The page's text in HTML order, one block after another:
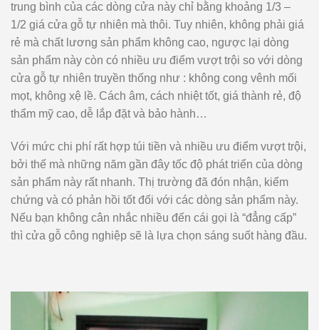
trung bình của các dòng cửa này chỉ bằng khoảng 1/3 –
1/2 giá cửa gỗ tự nhiên mà thôi. Tuy nhiên, không phải giá
rẻ mà chất lương sản phẩm không cao, ngược lại dòng
sản phẩm này còn có nhiều ưu điểm vượt trội so với dòng
cửa gỗ tự nhiên truyền thống như : không cong vênh mối
mọt, không xệ lề. Cách âm, cách nhiệt tốt, giá thành rẻ, độ
thẩm mỹ cao, dễ lắp đặt và bảo hành…
Với mức chi phí rất hợp túi tiền và nhiều ưu điểm vượt trội,
bởi thế mà những năm gần đây tốc độ phát triển của dòng
sản phẩm này rất nhanh. Thị trường đã đón nhận, kiểm
chứng và có phản hồi tốt đối với các dòng sản phẩm này.
Nếu bạn không cân nhắc nhiều đến cái gọi là “đẳng cấp”
thì cửa gỗ công nghiệp sẽ là lựa chọn sáng suốt hàng đầu.